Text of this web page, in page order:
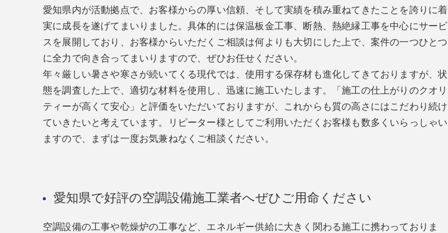
愛知県内が活動拠点で、お客様からの厚い信頼、そして実績を積み重ねてきたことを誇りに着
実に成長を遂げてまいりました。具体的には保温板金工事、断熱、熱絶縁工事を中心にサービ
スを展開しており、お客様からいただくご相談は何よりも大切にした上で、案件の一つひとつ
に全力で向き合ってまいりますので、ぜひお任せください。
年々厳しい暑さや寒さが続いてくる現代では、使用する保存材も進化してきておりますが、状
態を調査した上で、適切な材料を使用し、迅速に施工いたします。「施工の仕上がりのクオリ
ティーが高くて安心」と評価をいただいておりますが、これからも質の高さにはこだわり続け
ていきたいと考えています。リピーター様としてご利用いただくお客様も数多くいらっしゃい
ますので、まずは一度お気兼ねなくご相談ください。
愛知県で好評の空調設備施工業者へぜひご用命ください
空調設備の工事や乾燥炉の工事など、エネルギー供給に大きく関わる施工に携わっておりま